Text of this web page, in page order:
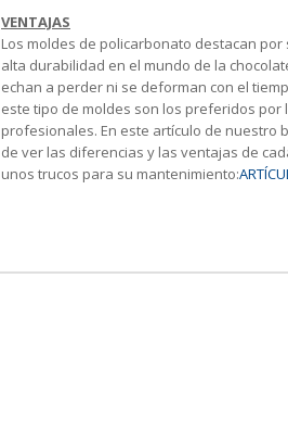
VENTAJAS
Los moldes de policarbonato destacan
alta durabilidad en el mundo de la
echan a perder ni se deforman con el
este tipo de moldes son los preferidos por
profesionales. En este artículo de nuestro
de ver las diferencias y las ventajas de
unos trucos para su mantenimiento: